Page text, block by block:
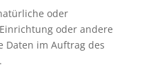
oder
oder andere
Daten im Auftrag des